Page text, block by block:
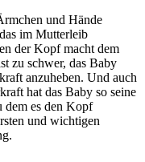
und Hände
im Mutterleib
der Kopf macht dem
zu schwer, das Baby
anzuheben. Und auch
hat das Baby so seine
dem es den Kopf
und wichtigen